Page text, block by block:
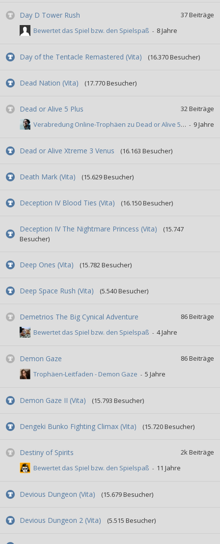
Day D Tower Rush 37Beiträge
Bewertet das Spiel bzw. den Spielspaß
Day of the Tentacle Remastered (Vita) (16.370 Besucher)
Dead Nation (Vita) (17.770 Besucher)
Dead or Alive 5 Plus 32Beiträge
Verabredung Online-Trophäen zu Dead or Alive 5 Plus
Dead or Alive Xtreme 3 Venus (16.163 Besucher)
Death Mark (Vita) (15.629 Besucher)
Deception IV Blood Ties (Vita) (16.150 Besucher)
Deception IV The Nightmare Princess (Vita)
(15.747
Besucher)
Deep Ones (Vita) (15.782 Besucher)
Deep Space Rush (Vita) (5.540 Besucher)
Demetrios The Big Cynical Adventure 86Beiträge
Bewertet das Spiel bzw. den Spielspaß
Demon Gaze 86Beiträge
Trophäen-Leitfaden - Demon Gaze
Demon Gaze II (Vita) (15.793 Besucher)
Dengeki Bunko Fighting Climax (Vita) (15.720 Besucher)
Destiny of Spirits 2kBeiträge
Bewertet das Spiel bzw. den Spielspaß
Devious Dungeon (Vita) (15.679 Besucher)
Devious Dungeon 2 (Vita) (5.515 Besucher)